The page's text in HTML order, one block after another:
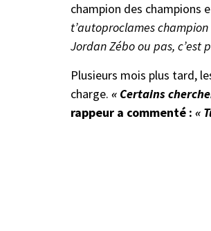
champion des champions
t’autoproclames
Jordan Zébo ou pas, c’est
Plusieurs mois plus tard,
charge. « Certains
rappeur a commenté : «